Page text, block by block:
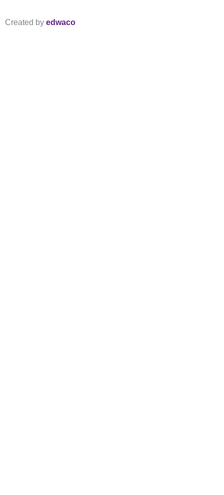
Created by edwaco